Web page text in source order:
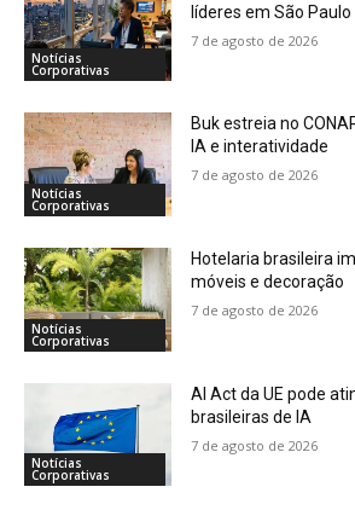
Notícias
Corporativas
líderes em São Paulo
7 de agosto de 2026
Notícias
Corporativas
Buk estreia no
IA e interatividade
7 de agosto de 2026
Notícias
Corporativas
Hotelaria brasileira
móveis e decoração
7 de agosto de 2026
Notícias
Corporativas
AI Act da UE pode
brasileiras de IA
7 de agosto de 2026